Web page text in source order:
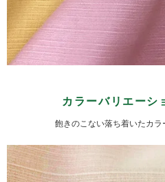
カラーバリエーシ
飽きのこない落ち着いたカラ